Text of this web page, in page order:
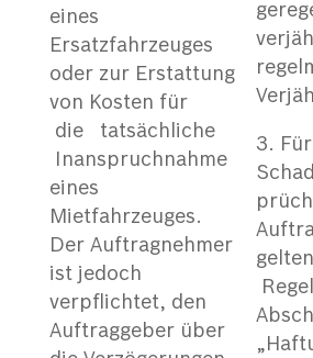
eines
Ersatzfahrzeuges
oder zur Erstattung
von Kosten für
die tatsächliche
Inanspruchnahme
eines
Mietfahrzeuges.
Der Auftragnehmer
ist jedoch
verpflichtet, den
Auftraggeber über
Für